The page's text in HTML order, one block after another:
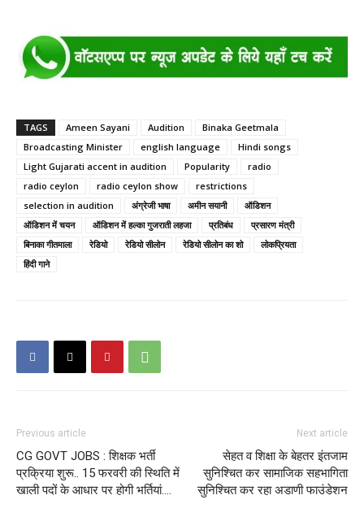
TAGS Ameen Sayani Audition
Binaka Geetmala
Broadcasting Minister
english language
Hindi songs
Light Gujarati accent in audition
Popularity
radio
radio ceylon
radio ceylon show
restrictions
selection in audition
अंग्रेजी भाषा अमीन सयानी
ऑडिशन
ऑडिशन में चयन
ऑडिशन में हल्का गुजराती लहजा प्रतिबंध
प्रसारण मंत्री
बिनाका गीतमाला
रेडियो रेडियो सीलोन रेडियो सीलोन का शो
लोकप्रियता
हिंदी गाने
Previous article
CG GOVT JOBS : शिक्षक भर्ती
प्रक्रिया शुरू.. 15 फरवरी की स्थिति में
खाली पदों के आधार पर होगी भर्तियां….
Next article
सेहत व शिक्षा के बेहतर इंतजाम
सुनिश्चित कर सामाजिक सहभागिता
सुनिश्चित कर रहा अडाणी फाउंडेशन